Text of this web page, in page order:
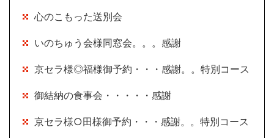
心のこもった送別会
いのちゅう会様同窓会。。。感謝
京セラ様◎福様御予約・・・感謝。。特別コース
御結納の食事会・・・・・感謝
京セラ様○田様御予約・・・感謝。。特別コース